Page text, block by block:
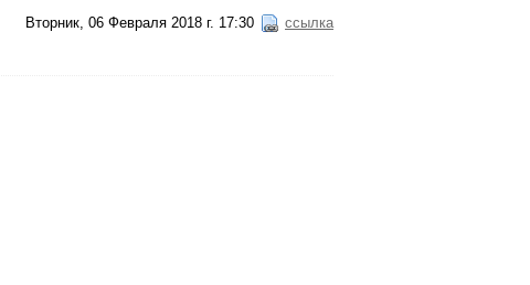
Вторник, 06 Февраля 2018 г. 17:30 ссылка